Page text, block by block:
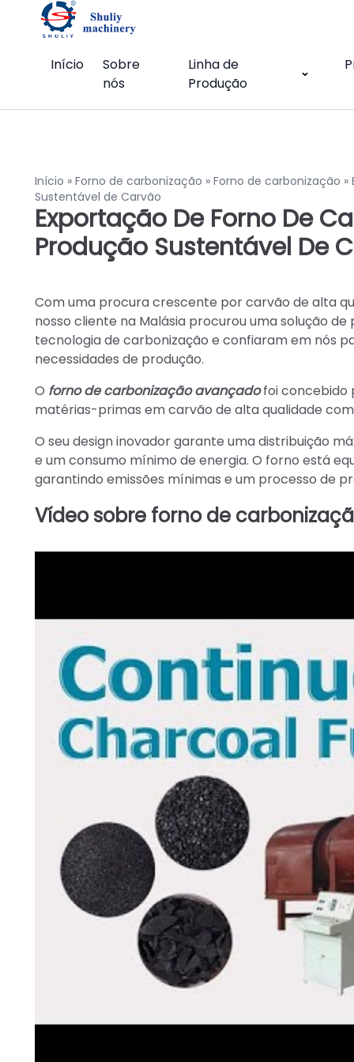
Início
Sobre
nós
Linha de
Produção
Início » Forno de carbonização » Forno de carbonização »
Sustentável de Carvão
Exportação De Forno De
Produção Sustentável De
Com uma procura crescente por carvão de alta
nosso cliente na Malásia procurou uma solução
tecnologia de carbonização e confiaram em nós
necessidades de produção.
O forno de carbonização avançadofoi concebido
matérias-primas em carvão de alta qualidade
O seu design inovador garante uma distribuição
e um consumo mínimo de energia. O forno está
garantindo emissões mínimas e um processo de
Vídeo sobre forno de